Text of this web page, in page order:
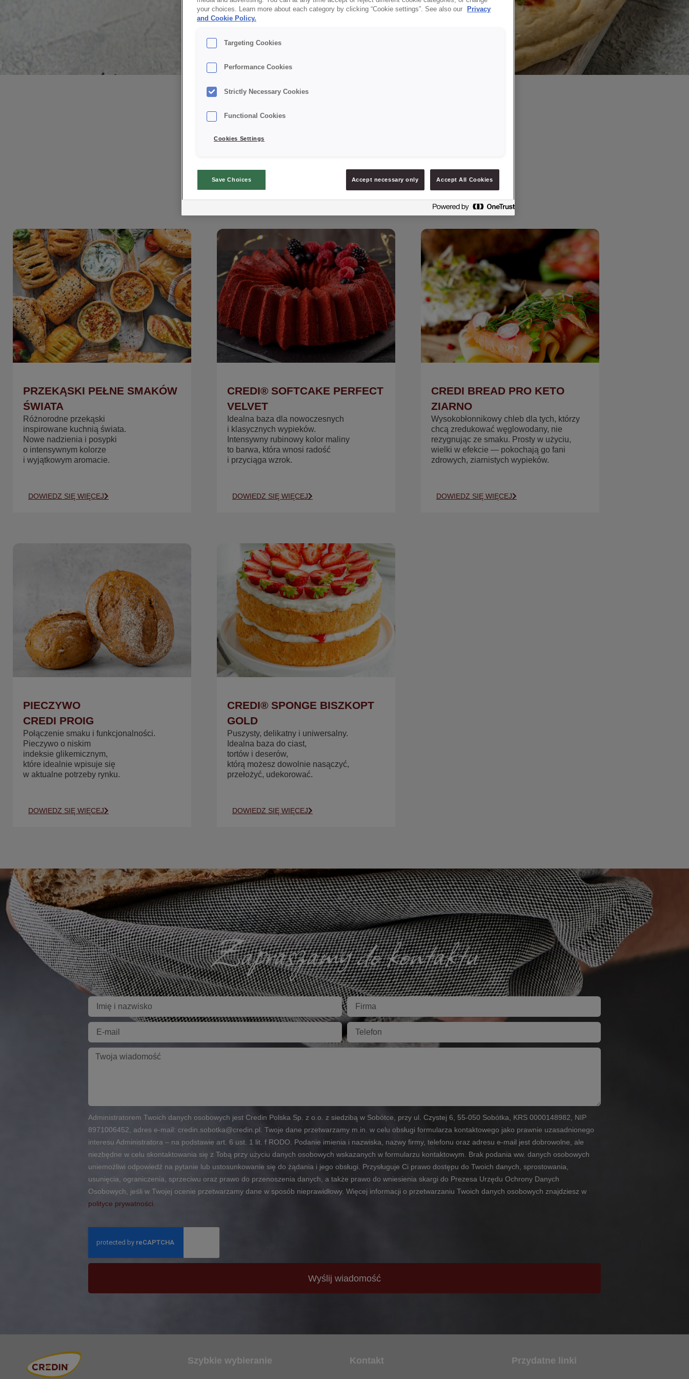
Kreujemy ze
Bądź na bieżąco z trendami w
ZAPYTAJ NAS O PRZEPIS NA
SUKCES
Odkryj nasze nowości
Jeszcze gorące!
PRZEKĄSKI PEŁNE SMAKÓW
ŚWIATA
Różnorodne przekąski
inspirowane kuchnią świata.
Nowe nadzienia i posypki
o intensywnym kolorze
i wyjątkowym aromacie.
DOWIEDZ SIĘ WIĘCEJ
CREDI® SOFTCAKE PERFECT
VELVET
Idealna baza dla nowoczesnych
i klasycznych wypieków.
Intensywny rubinowy kolor maliny
to barwa, która wnosi radość
i przyciąga wzrok.
DOWIEDZ SIĘ WIĘCEJ
CREDI BREAD PRO KETO
ZIARNO
Wysokobłonnikowy chleb dla tych, którzy
chcą zredukować węglowodany, nie
rezygnując ze smaku. Prosty w użyciu,
wielki w efekcie — pokochają go fani
zdrowych, ziarnistych wypieków.
DOWIEDZ SIĘ WIĘCEJ
PIECZYWO
CREDI PROIG
Połączenie smaku i funkcjonalności.
Pieczywo o niskim
indeksie glikemicznym,
które idealnie wpisuje się
w aktualne potrzeby rynku.
DOWIEDZ SIĘ WIĘCEJ
CREDI® SPONGE BISZKOPT
GOLD
Puszysty, delikatny i uniwersalny.
Idealna baza do ciast,
tortów i deserów,
którą możesz dowolnie nasączyć,
przełożyć, udekorować.
DOWIEDZ SIĘ WIĘCEJ
Zapraszamy do kontaktu
Imię Firma
E-
mail
Telefon
Twoja
Administratorem Twoich danych osobowych jest Credin Polska Sp. z o.o. z siedzibą w Sobótce, przy ul. Czystej 6, 55-050 Sobótka, KRS 0000148982, NIP
8971006452, adres e-mail: credin.sobotka@credin.pl. Twoje dane przetwarzamy m.in. w celu obsługi formularza kontaktowego jako prawnie uzasadnionego
interesu Administratora – na podstawie art. 6 ust. 1 lit. f RODO. Podanie imienia i nazwiska, nazwy firmy, telefonu oraz adresu e-mail jest dobrowolne, ale
niezbędne w celu skontaktowania się z Tobą przy użyciu danych osobowych wskazanych w formularzu kontaktowym. Brak podania ww. danych osobowych
uniemożliwi odpowiedź na pytanie lub ustosunkowanie się do żądania i jego obsługi. Przysługuje Ci prawo dostępu do Twoich danych, sprostowania,
usunięcia, ograniczenia, sprzeciwu oraz prawo do przenoszenia danych, a także prawo do wniesienia skargi do Prezesa Urzędu Ochrony Danych
Osobowych, jeśli w Twojej ocenie przetwarzamy dane w sposób nieprawidłowy. Więcej informacji o przetwarzaniu Twoich danych osobowych znajdziesz w
polityce prywatności.
Wyślij wiadomość
Szybkie wybieranie Kontakt Przydatne linki
your choices. Learn more about each category by clicking “Cookie settings”. See also our
Privacy
and Cookie Policy.
Targeting Cookies
Performance Cookies
Strictly Necessary Cookies
Functional Cookies
Cookies Settings
Save Choices Accept necessary only Accept All Cookies